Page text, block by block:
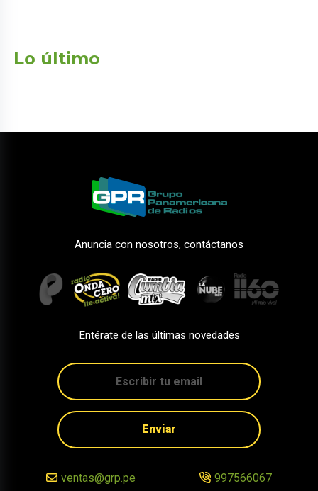
Lo último
Anuncia con nosotros, contáctanos
Entérate de las últimas novedades
Enviar
ventas@grp.pe 997566067